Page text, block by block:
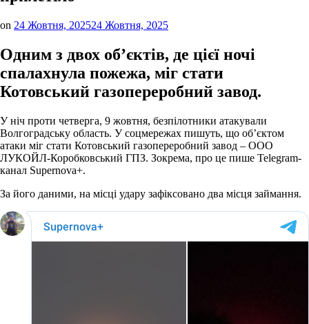
on 24 Жовтня, 202524 Жовтня, 2025
Одним з двох об’єктів, де цієї ночі
спалахнула пожежа, міг стати
Котовський газопереробний завод.
У ніч проти четверга, 9 жовтня, безпілотники атакували
Волгоградську область. У соцмережах пишуть, що об’єктом
атаки міг стати Котовський газопереробний завод – ООО
ЛУКОЙЛ-Коробковський ГПЗ. Зокрема, про це пише Telegram-
канал Supernova+.
За його даними, на місці удару зафіксовано два місця займання.